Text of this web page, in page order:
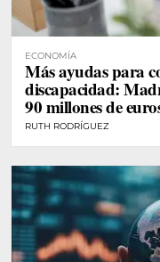
ECONOMÍA
Más ayudas para
discapacidad:
90 millones de
RUTH RODRÍGUEZ